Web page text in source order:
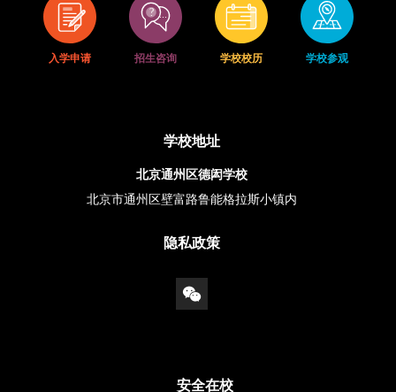
入学申请 招生咨询 学校校历 学校参观
学校地址
北京通州区德闳学校
北京市通州区壁富路鲁能格拉斯小镇内
隐私政策
安全在校